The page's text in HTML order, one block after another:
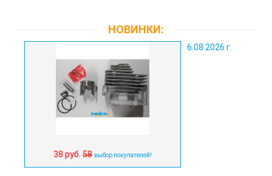
НОВИНКИ:
6.08.2026 г.
38 руб. 58 выбор покупателей!